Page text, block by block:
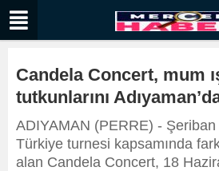
Candela Concert, mum
tutkunlarını
ADIYAMAN (PERRE) -
Türkiye turnesi kapsamında
alan Candela Concert, 18